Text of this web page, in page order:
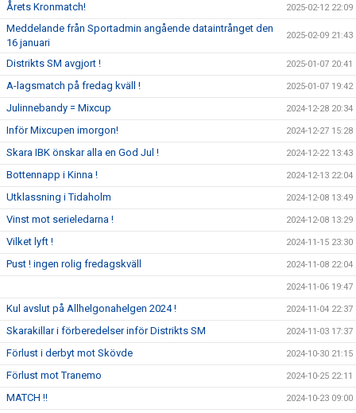
Årets Kronmatch! 2025-02-12 22:09
Meddelande från Sportadmin angående dataintrånget den
16 januari
2025-02-09 21:43
Distrikts SM avgjort ! 2025-01-07 20:41
A-lagsmatch på fredag kväll ! 2025-01-07 19:42
Julinnebandy = Mixcup 2024-12-28 20:34
Inför Mixcupen imorgon! 2024-12-27 15:28
Skara IBK önskar alla en God Jul ! 2024-12-22 13:43
Bottennapp i Kinna ! 2024-12-13 22:04
Utklassning i Tidaholm 2024-12-08 13:49
Vinst mot serieledarna ! 2024-12-08 13:29
Vilket lyft ! 2024-11-15 23:30
Pust ! ingen rolig fredagskväll 2024-11-08 22:04
2024-11-06 19:47
Kul avslut på Allhelgonahelgen 2024 ! 2024-11-04 22:37
Skarakillar i förberedelser inför Distrikts SM 2024-11-03 17:37
Förlust i derbyt mot Skövde 2024-10-30 21:15
Förlust mot Tranemo 2024-10-25 22:11
MATCH !! 2024-10-23 09:00